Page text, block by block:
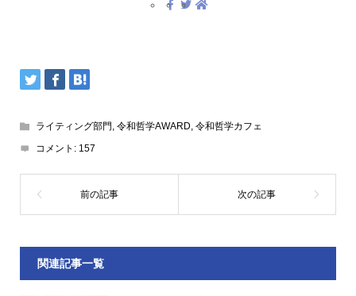
ライティング部門 , 令和哲学AWARD, 令和哲学カフェ
コメント: 157
関連記事一覧